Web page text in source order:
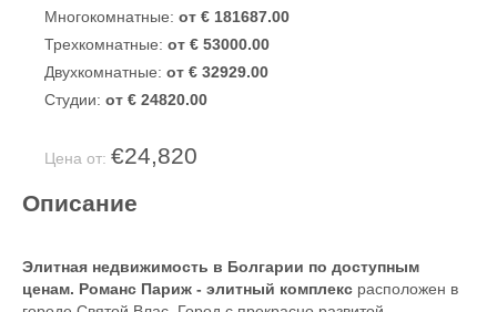
Многокомнатные: от € 181687.00
Трехкомнатные: от € 53000.00
Двухкомнатные: от € 32929.00
Студии: от € 24820.00
Цена от: €24,820
Описание
Элитная недвижимость в Болгарии по доступным
ценам. Романс Париж - элитный комплекс расположен в